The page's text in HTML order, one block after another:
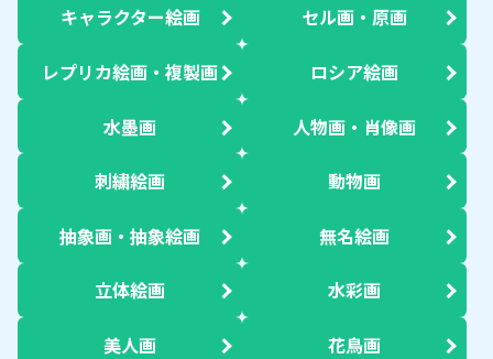
キャラクター絵画 セル画・原画
レプリカ絵画・複製画 ロシア絵画
水墨画 人物画・肖像画
刺繍絵画 動物画
抽象画・抽象絵画 無名絵画
立体絵画 水彩画
美人画 花鳥画